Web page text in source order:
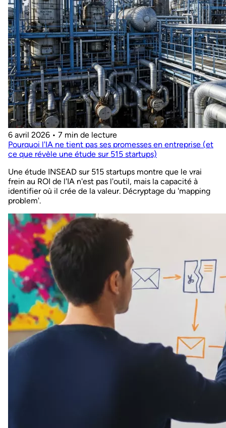
6 avril 2026 • 7 min de lecture
Pourquoi l'IA ne tient pas ses promesses en entreprise (et
ce que révèle une étude sur 515 startups)
Une étude INSEAD sur 515 startups montre que le vrai
frein au ROI de l'IA n'est pas l'outil, mais la capacité à
identifier où il crée de la valeur. Décryptage du 'mapping
problem'.